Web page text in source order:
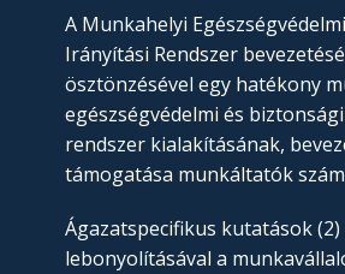
A Munkahelyi
Irányítási Rendszer
ösztönzésével egy hatékony
egészségvédelmi és
rendszer kialakításának,
támogatása munkáltatók
Ágazatspecifikus kutatások (2)
lebonyolításával a